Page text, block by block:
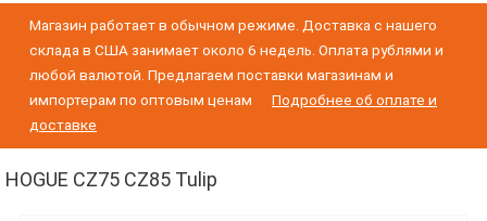
Магазин работает в обычном режиме. Доставка с нашего
склада в США занимает около 6 недель. Оплата рублями и
любой валютой. Предлагаем поставки магазинам и
импортерам по оптовым ценам
Подробнее об оплате и
доставке
HOGUE CZ75 CZ85 Tulip